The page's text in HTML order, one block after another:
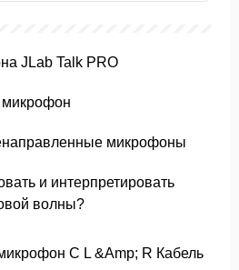
JLab Talk PRO
микрофон
микрофоны
и интерпретировать
волны?
С L &Amp; R Кабель